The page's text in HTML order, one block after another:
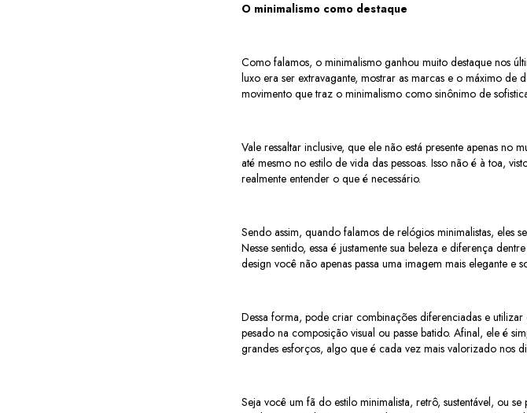
O minimalismo como destaque
Como falamos, o minimalismo ganhou muito destaque nos
luxo era ser extravagante, mostrar as marcas e o máximo de
movimento que traz o minimalismo como sinônimo de
Vale ressaltar inclusive, que ele não está presente apenas
até mesmo no estilo de vida das pessoas. Isso não é à toa,
realmente entender o que é necessário.
Sendo assim, quando falamos de relógios minimalistas, eles
Nesse sentido, essa é justamente sua beleza e diferença
design você não apenas passa uma imagem mais elegante e
Dessa forma, pode criar combinações diferenciadas e
pesado na composição visual ou passe batido. Afinal, ele é
grandes esforços, algo que é cada vez mais valorizado nos
Seja você um fã do estilo minimalista, retrô, sustentável, ou